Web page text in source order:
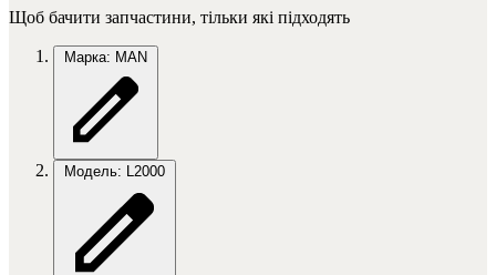
Щоб бачити запчастини, тільки які підходять
Марка: MAN
Модель: L2000